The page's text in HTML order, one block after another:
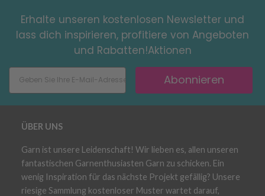
Erhalte unseren kostenlosen Newsletter und
lass dich inspirieren, profitiere von Angeboten
und Rabatten!Aktionen
Abonnieren
ÜBER UNS
Garn ist unsere Leidenschaft! Wir lieben es, allen unseren
fantastischen Garnenthusiasten Garn zu schicken. Ein
wenig Inspiration für das nächste Projekt gefällig? Unsere
riesige Sammlung kostenloser Muster wartet darauf,